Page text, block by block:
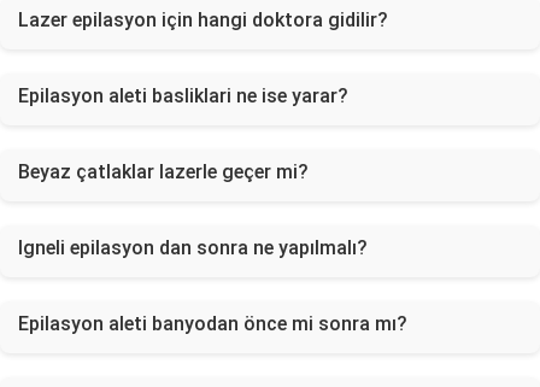
Lazer epilasyon için hangi doktora gidilir?
Epilasyon aleti basliklari ne ise yarar?
Beyaz çatlaklar lazerle geçer mi?
Igneli epilasyon dan sonra ne yapılmalı?
Epilasyon aleti banyodan önce mi sonra mı?